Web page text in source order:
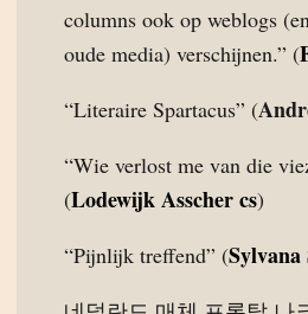
columns ook op weblogs
oude media) verschijnen.” (
“Literaire Spartacus” (
“Wie verlost me van die
(Lodewijk Asscher cs)
“Pijnlijk treffend” (Sylvana